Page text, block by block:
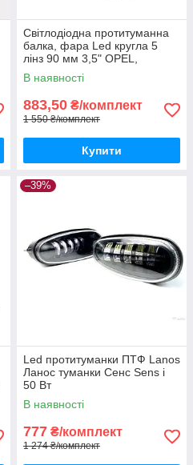
Світлодіодна протитуманна
балка, фара Led кругла 5
лінз 90 мм 3,5" OPEL,
PEUGEOT, RENAULT, FORD
В наявності
883,50 ₴/комплект
1 550 ₴/комплект
Купити
–39%
Led протитуманки ПТФ Lanos
Ланос туманки Сенс Sens і
50 Вт
В наявності
777 ₴/комплект
1 274 ₴/комплект